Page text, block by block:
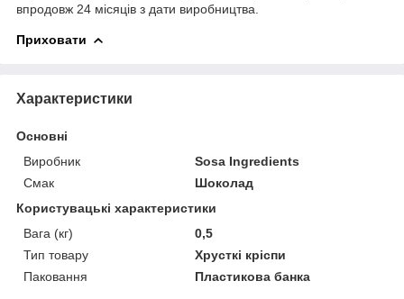
впродовж 24 місяців з дати виробництва.
Приховати
Характеристики
Основні
Виробник
Sosa Ingredients
Смак
Шоколад
Користувацькі характеристики
Вага (кг)
0,5
Тип товару
Хрусткі кріспи
Паковання
Пластикова банка